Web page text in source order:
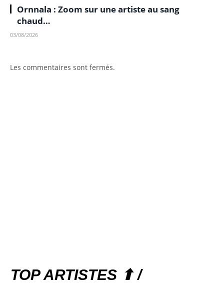
Ornnala : Zoom sur une artiste au sang
chaud…
03/08/2026
Les commentaires sont fermés.
TOP ARTISTES ⬆ /